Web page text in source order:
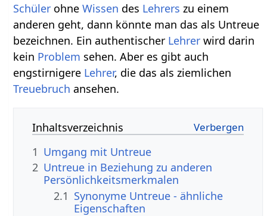
Schüler ohneWissen des Lehrers zu einem
anderen geht, dann könnte man das als Untreue
bezeichnen. Ein authentischer Lehrer wird darin
kein Problem sehen. Aber es gibt auch
engstirnigere Lehrer, die das als ziemlichen
Treuebruch ansehen.
Inhaltsverzeichnis
1 Umgang mit Untreue
2 Untreue in Beziehung zu anderen
Persönlichkeitsmerkmalen
2.1 Synonyme Untreue - ähnliche
Eigenschaften